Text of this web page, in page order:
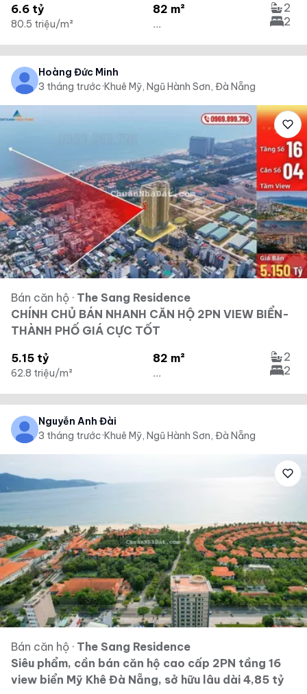
6.6 tỷ
80.5 triệu/m²
82 m²
...
2
2
Hoàng Đức Minh
3 tháng trước·Khuê Mỹ, Ngũ Hành Sơn, Đà Nẵng
Bán căn hộ · The Sang Residence
CHÍNH CHỦ BÁN NHANH CĂN HỘ 2PN VIEW BIỂN-
THÀNH PHỐ GIÁ CỰC TỐT
5.15 tỷ
62.8 triệu/m²
82 m²
...
2
2
Nguyễn Anh Đài
3 tháng trước·Khuê Mỹ, Ngũ Hành Sơn, Đà Nẵng
Bán căn hộ · The Sang Residence
Siêu phẩm, cần bán căn hộ cao cấp 2PN tầng 16
view biển Mỹ Khê Đà Nẵng, sở hữu lâu dài 4,85 tỷ